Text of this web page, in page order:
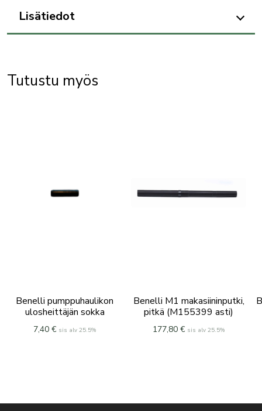
pitkä
määrä
Lisätiedot
Tutustu myös
Benelli pumppuhaulikon
ulosheittäjän sokka
7,40 € sis alv 25.5%
Benelli M1 makasiininputki,
pitkä (M155399 asti)
177,80 € sis alv 25.5%